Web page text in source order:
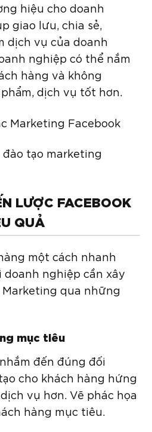
hiệu cho doanh
giao lưu, chia sẻ,
dịch vụ của doanh
nghiệp có thể nắm
hàng và không
dịch vụ tốt hơn.
Marketing Facebook
tạo marketing
LƯỢC FACEBOOK
QUẢ
một cách nhanh
nghiệp cần xây
qua những
mục tiêu
đến đúng đối
cho khách hàng hứng
vụ hơn. Vẽ phác họa
hàng mục tiêu.